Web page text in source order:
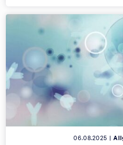
06.08.2025 |